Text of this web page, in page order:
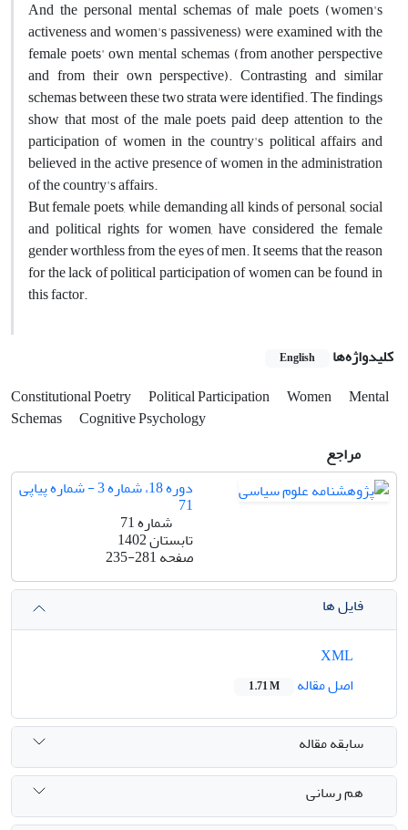
And the personal mental schemas of male poets (women's
activeness and women's passiveness) were examined with the
female poets' own mental schemas (from another perspective
and from their own perspective). Contrasting and similar
schemas between these two strata were identified. The findings
show that most of the male poets paid deep attention to the
participation of women in the country's political affairs and
believed in the active presence of women in the administration
of the country's affairs.
But female poets, while demanding all kinds of personal, social
and political rights for women, have considered the female
gender worthless from the eyes of men. It seems that the reason
for the lack of political participation of women can be found in
this factor.
کلیدواژه‌ها English
Constitutional Poetry Political Participation Women
Mental
Schemas
Cognitive Psychology
مراجع
دوره 18، شماره 3 - شماره پیاپی
71
شماره 71
تابستان 1402
صفحه235-281
فایل ها
اصل مقاله
1.71 M
سابقه مقاله
هم رسانی